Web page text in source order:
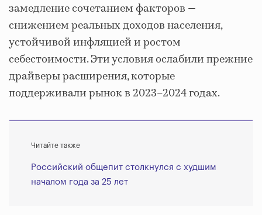
замедление сочетанием факторов —
снижением реальных доходов населения,
устойчивой инфляцией и ростом
себестоимости. Эти условия ослабили прежние
драйверы расширения, которые
поддерживали рынок в 2023–2024 годах.
Читайте также
Российский общепит столкнулся с худшим
началом года за 25 лет